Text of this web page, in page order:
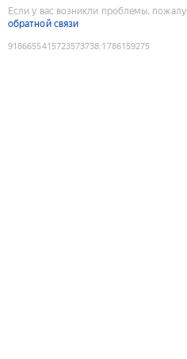
Если у вас возникли проблемы,
обратной связи
9186655415723573738:1786159275